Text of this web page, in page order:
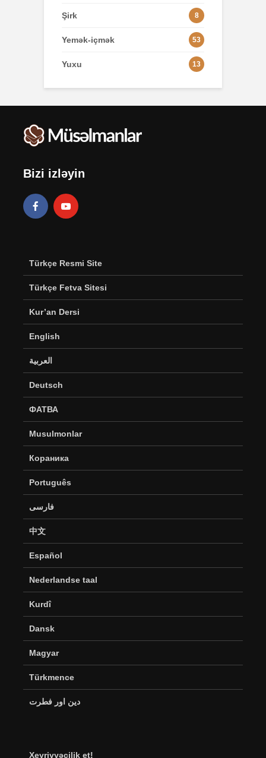
Şirk 8
Yemək-içmək 53
Yuxu 13
Bizi izləyin
Türkçe Resmi Site
Türkçe Fetva Sitesi
Kur’an Dersi
English
العربية
Deutsch
ФАТВА
Musulmonlar
Кораника
Português
فارسی
中文
Español
Nederlandse taal
Kurdî
Dansk
Magyar
Türkmence
دین اور فطرت
Xeyriyyəçilik et!